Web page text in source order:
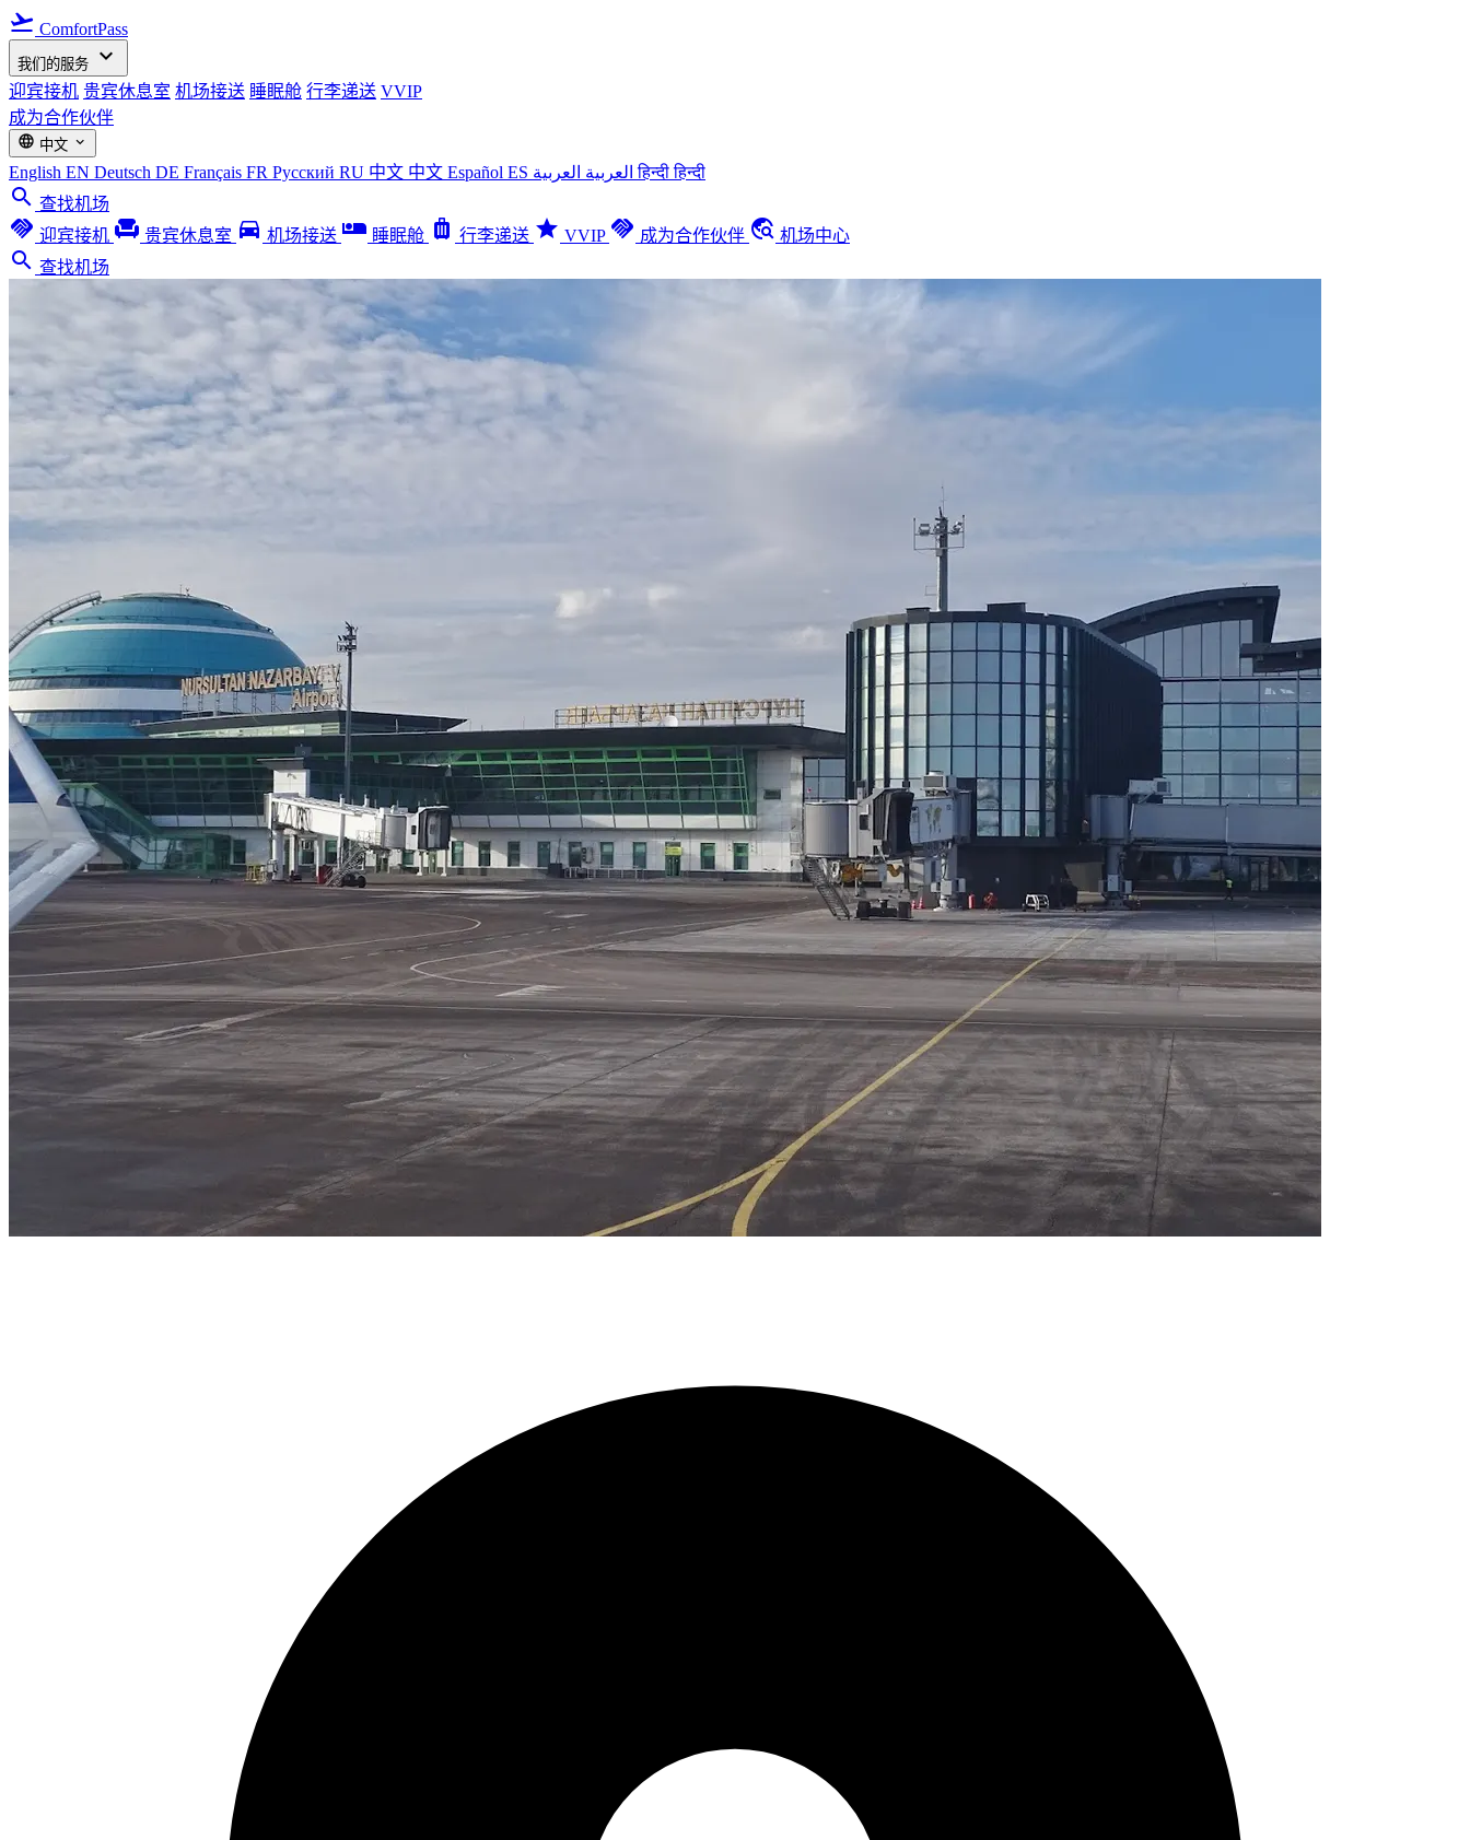
flight_takeoff ComfortPass
我们的服务 expand_more
迎宾接机 贵宾休息室 机场接送 睡眠舱 行李递送 VVIP
成为合作伙伴
language 中文 expand_more
English EN Deutsch DE Français FR Русский RU 中文 中文 Español ES العربية العربية हिन्दीहिन्दी
search 查找机场
handshake 迎宾接机 chair 贵宾休息室 directions_car 机场接送 airline_seat_individual_suite 睡眠舱 luggage 行李递送 star VVIP handshake 成为合作伙伴 travel_explore 机场中心
search 查找机场